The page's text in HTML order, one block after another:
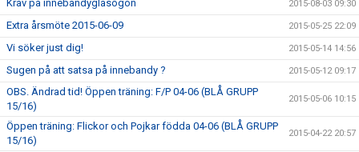
Krav på innebandyglasögon 2015-08-03 09:30
Extra årsmöte 2015-06-09 2015-05-25 22:09
Vi söker just dig! 2015-05-14 14:56
Sugen på att satsa på innebandy ? 2015-05-12 09:17
OBS. Ändrad tid! Öppen träning: F/P 04-06 (BLÅ GRUPP
15/16)
2015-05-06 10:15
Öppen träning: Flickor och Pojkar födda 04-06 (BLÅ GRUPP
15/16)
2015-04-22 20:57